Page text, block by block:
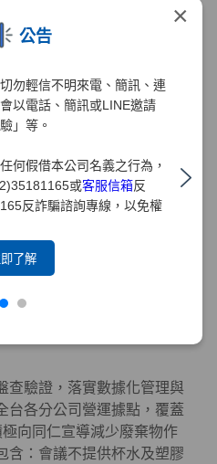
×
公告
勿輕信不明來電、簡訊、連
以電話、簡訊或LINE邀請
」等。
何假借本公司名義之行為，
或客服信箱反
反詐騙諮詢專線，以免權
了解
供應商永續作為，同時參考
》、《聯合國全球盟約》及
會及治理（ESG）」三面
植於採購實務中。
採購，訂定「綠色採購條
量具有環保、節能、能源
FSC永續林業、減碳等標章
相關政策，持續參與臺北
業及團體實施綠色採購計
大集團已連續15年榮獲臺北
綠色生產鏈，降低環境衝
查驗證，落實數據化管理與
台各分公司營運據點，覆蓋
向同仁宣導減少廢棄物作
含：會議不提供杯水及塑膠